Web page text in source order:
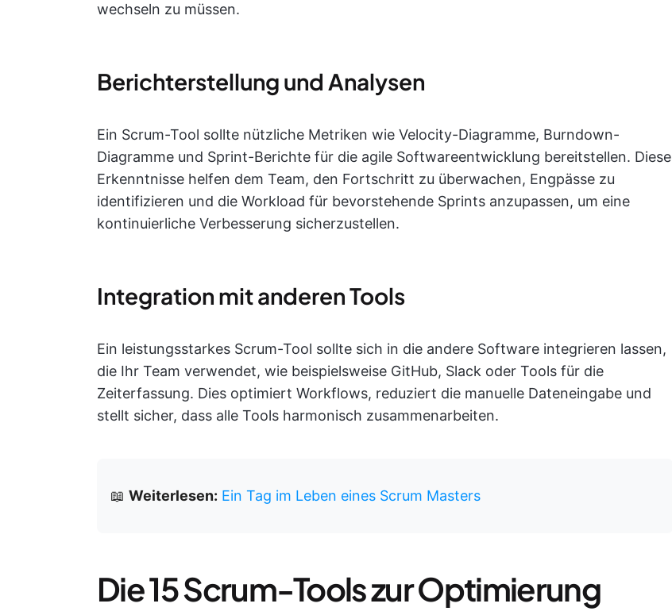
wechseln zu müssen.
Berichterstellung und Analysen
Ein Scrum-Tool sollte nützliche Metriken wie Velocity-Diagramme, Burndown-
Diagramme und Sprint-Berichte für die agile Softwareentwicklung bereitstellen. Diese
Erkenntnisse helfen dem Team, den Fortschritt zu überwachen, Engpässe zu
identifizieren und die Workload für bevorstehende Sprints anzupassen, um eine
kontinuierliche Verbesserung sicherzustellen.
Integration mit anderen Tools
Ein leistungsstarkes Scrum-Tool sollte sich in die andere Software integrieren lassen,
die Ihr Team verwendet, wie beispielsweise GitHub, Slack oder Tools für die
Zeiterfassung. Dies optimiert Workflows, reduziert die manuelle Dateneingabe und
stellt sicher, dass alle Tools harmonisch zusammenarbeiten.
📖 Weiterlesen: Ein Tag im Leben eines Scrum Masters
Die 15 Scrum-Tools zur Optimierung